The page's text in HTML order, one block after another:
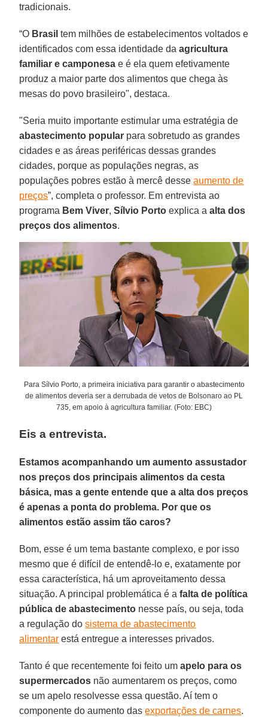
tradicionais.
“O Brasil tem milhões de estabelecimentos voltados e
identificados com essa identidade daagricultura
familiar e camponesa e é ela quem efetivamente
produz a maior parte dos alimentos que chega às
mesas do povo brasileiro", destaca.
"Seria muito importante estimular uma estratégia de
abastecimento popular para sobretudo as grandes
cidades e as áreas periféricas dessas grandes
cidades, porque as populações negras, as
populações pobres estão à mercê desseaumento de
preços”, completa o professor. Em entrevista ao
programa Bem Viver,Sílvio Porto explica a alta dos
preços dos alimentos.
Para Sílvio Porto, a primeira iniciativa para garantir o abastecimento
de alimentos deveria ser a derrubada de vetos de Bolsonaro ao PL
735, em apoio à agricultura familiar. (Foto: EBC)
Eis a entrevista.
Estamos acompanhando um aumento assustador
nos preços dos principais alimentos da cesta
básica, mas a gente entende que a alta dos preços
é apenas a ponta do problema. Por que os
alimentos estão assim tão caros?
Bom, esse é um tema bastante complexo, e por isso
mesmo que é difícil de entendê-lo e, exatamente por
essa característica, há um aproveitamento dessa
situação. A principal problemática é afalta de política
pública de abastecimento nesse país, ou seja, toda
a regulação do sistema de abastecimento
alimentar está entregue a interesses privados.
Tanto é que recentemente foi feito um apelo para os
supermercados não aumentarem os preços, como
se um apelo resolvesse essa questão. Aí tem o
componente do aumento dasexportações de carnes.